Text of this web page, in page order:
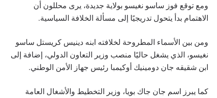
ومع توقع فوز ساسو نغيسو بولاية جديدة، يرى محللون أن
الاهتمام بدأ يتحول تدريجيًا إلى مسألة الخلافة السياسية.
ومن بين الأسماء المطروحة لخلافته ابنه دينيس كريستل ساسو
نغيسو، الذي يشغل حاليًا منصب وزير التعاون الدولي، إضافة إلى
ابن شقيقه جان دومينيك أوكيمبا رئيس جهاز الأمن الوطني.
كما يبرز اسم جان جاك بويا، وزير التخطيط والأشغال العامة